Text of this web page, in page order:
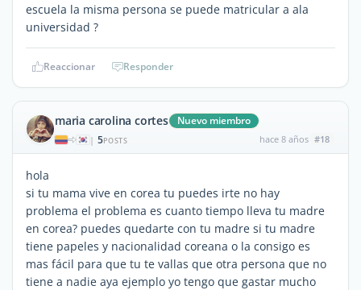
escuela la misma persona se puede matricular a ala
universidad ?
Reaccionar Responder
maria carolina cortes Nuevo miembro
| 5POSTS hace 8 años #18
hola
si tu mama vive en corea tu puedes irte no hay
problema el problema es cuanto tiempo lleva tu madre
en corea? puedes quedarte con tu madre si tu madre
tiene papeles y nacionalidad coreana o la consigo es
mas fácil para que tu te vallas que otra persona que no
tiene a nadie aya ejemplo yo tengo que gastar mucho